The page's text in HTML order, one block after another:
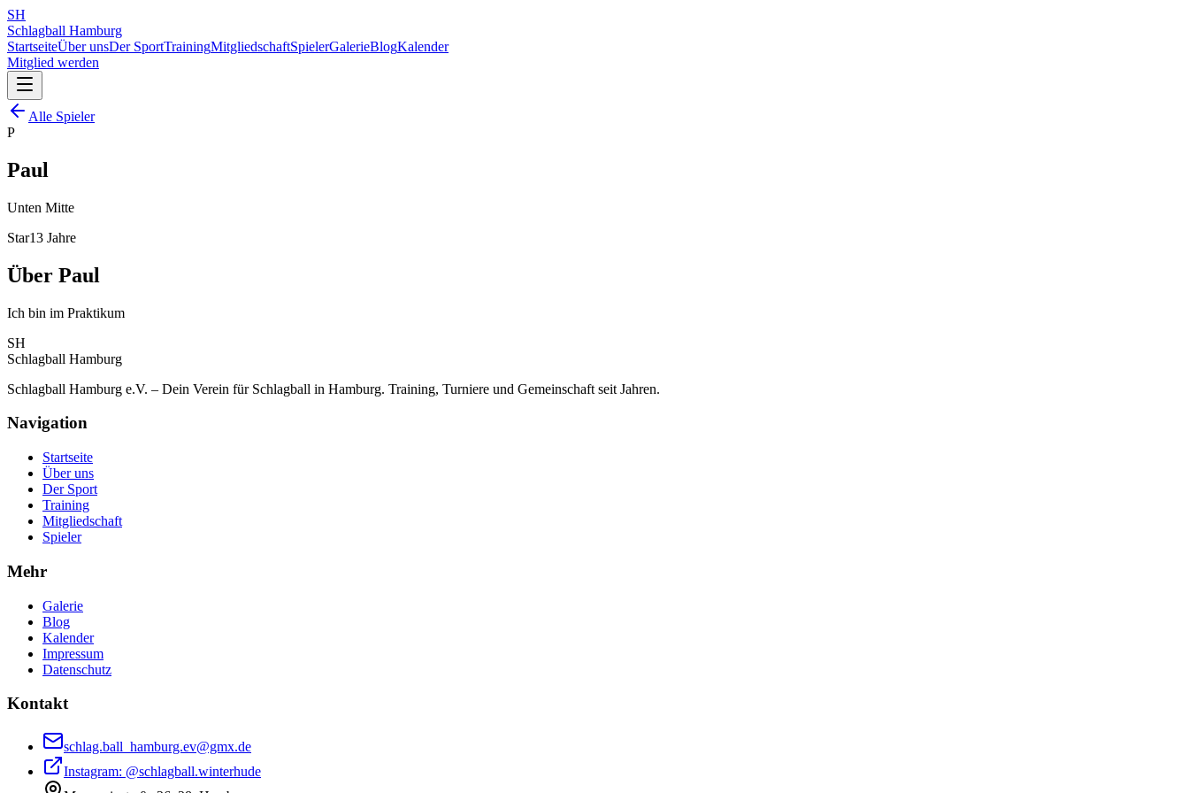
SH
Schlagball Hamburg
StartseiteÜber unsDer SportTrainingMitgliedschaftSpielerGalerieBlogKalender
Mitglied werden
Alle Spieler
P
Paul
Unten Mitte
Star13 Jahre
Über Paul
Ich bin im Praktikum
SH
Schlagball Hamburg
Schlagball Hamburg e.V. – Dein Verein für Schlagball in Hamburg. Training, Turniere und Gemeinschaft seit Jahren.
Navigation
Startseite
Über uns
Der Sport
Training
Mitgliedschaft
Spieler
Mehr
Galerie
Blog
Kalender
Impressum
Datenschutz
Kontakt
schlag.ball_hamburg.ev@gmx.de
Instagram: @schlagball.winterhude